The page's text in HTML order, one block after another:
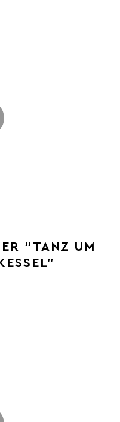
“TANZ UM